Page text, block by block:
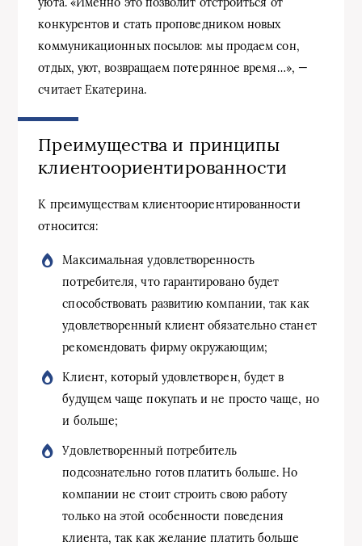
конкурентов и стать проповедником новых
коммуникационных посылов: мы продаем сон,
отдых, уют, возвращаем потерянное время…», —
считает Екатерина.
Преимущества и принципы
клиентоориентированности
К преимуществам клиентоориентированности
относится:
Максимальная удовлетворенность
потребителя, что гарантировано будет
способствовать развитию компании, так как
удовлетворенный клиент обязательно станет
рекомендовать фирму окружающим;
Клиент, который удовлетворен, будет в
будущем чаще покупать и не просто чаще, но
и больше;
Удовлетворенный потребитель
подсознательно готов платить больше. Но
компании не стоит строить свою работу
только на этой особенности поведения
клиента, так как желание платить больше